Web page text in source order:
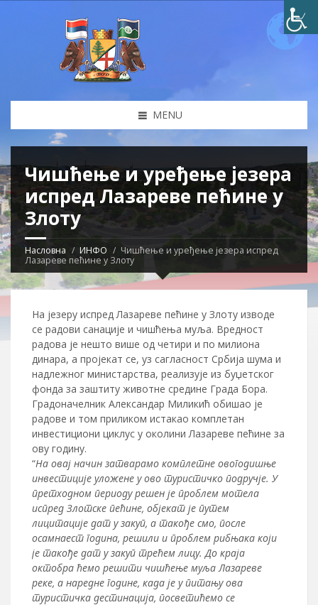
MENU
Чишћење и уређење језера
испред Лазареве пећине у
Злоту
Насловна ИНФО
Чишћење и уређење језера испред
Лазареве пећине у Злоту
На језеру испред Лазареве пећине у Злоту изводе
се радови санације и чишћења муља. Вредност
радова је нешто више од четири и по милиона
динара, а пројекат се, уз сагласност Србија шума и
надлежног министарства, реализује из буџетског
фонда за заштиту животне средине Града Бора.
Градоначелник Александар Миликић обишао је
радове и том приликом истакао комплетан
инвестициони циклус у околини Лазареве пећине за
ову годину.
“На овај начин затварамо комплетне овогодишње
инвестиције уложене у ово туристичко подручје. У
претходном периоду решен је проблем мотела
испред Злотске пећине, објекат је путем
лицитације дат у закуп, а такође смо, после
осамнаест година, решили и проблем рибњака који
је такође дат у закуп трећем лицу. До краја
октобра ћемо решити чишћење муља Лазареве
реке, а наредне године, када је у питању ова
туристичка дестинација, посветићемо се